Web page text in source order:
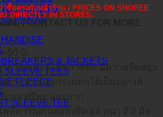
JACKETS
PANTS
& JACKETS
SLEEVE TEES
FLEECE
SLEEVE TEE
ซื้อตรงกับหน้าร้าน / PRICES ON SHOPEE
DIRECTLY IN STORES.
ม / CONTACT US FOR MORE
50 G.
ากวัสดุเทอร์โมพลาสติก มีความยืดหยุ่น
กระจายแรงกระแทกได้เป็นอย่างดี
เวณ ศรีษะ และปาก
ลีคาร์บอเนตออปติคอล หนา 2.2 มิล